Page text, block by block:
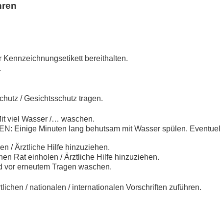
Kennzeichnungsetikett bereithalten.
/ Gesichtsschutz tragen.
viel Wasser /… waschen.
Einige Minuten lang behutsam mit Wasser spülen.
/ Ärztliche Hilfe hinzuziehen.
Rat einholen / Ärztliche Hilfe hinzuziehen.
erneutem Tragen waschen.
/ nationalen / internationalen Vorschriften zuführen.